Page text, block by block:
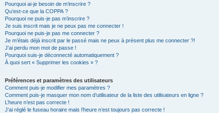
Pourquoi ai-je besoin de m’inscrire ?
Qu’est-ce que la COPPA ?
Pourquoi ne puis-je pas m’inscrire ?
Je suis inscrit mais je ne peux pas me connecter !
Pourquoi ne puis-je pas me connecter ?
Je m’étais déjà inscrit par le passé mais ne peux à présent plus me connecter ?!
J’ai perdu mon mot de passe !
Pourquoi suis-je déconnecté automatiquement ?
À quoi sert « Supprimer les cookies » ?
Préférences et paramètres des utilisateurs
Comment puis-je modifier mes paramètres ?
Comment puis-je masquer mon nom d’utilisateur de la liste des utilisateurs en ligne ?
L’heure n’est pas correcte !
J’ai réglé le fuseau horaire mais l’heure n’est toujours pas correcte !